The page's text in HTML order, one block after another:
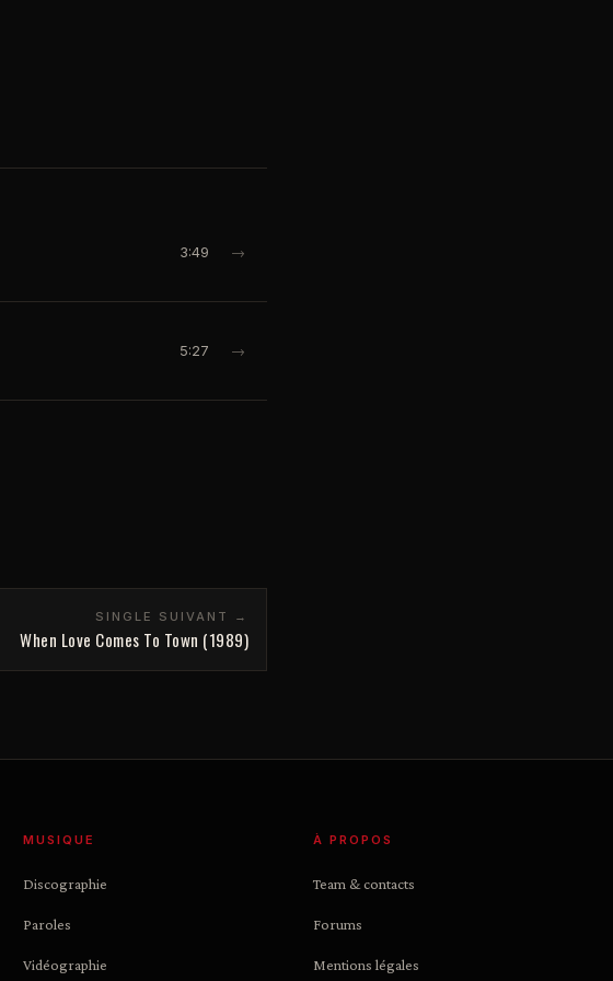
3:49 →
5:27 →
SINGLE SUIVANT →
When Love Comes To Town (1989)
MUSIQUE
Discographie
Paroles
Vidéographie
À PROPOS
Team & contacts
Forums
Mentions légales